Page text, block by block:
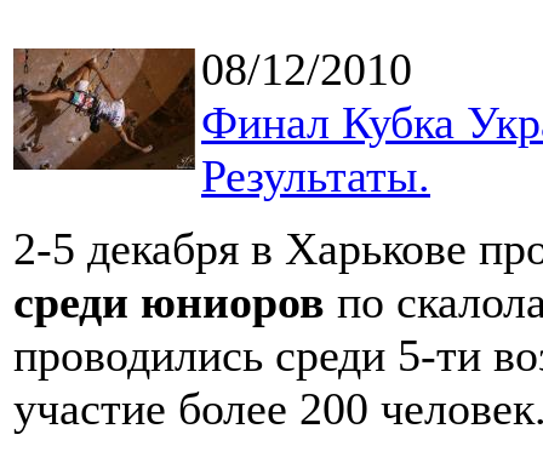
08/12/2010
Финал Кубка
Результаты.
2-5 декабря в Харькове
среди юниоров по
проводились среди 5-ти
участие более 200